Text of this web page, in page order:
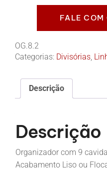
FALE COM
OG.8.2
Categorias: Divisórias,
Descrição
Descrição
Organizador com 9
Acabamento Liso ou